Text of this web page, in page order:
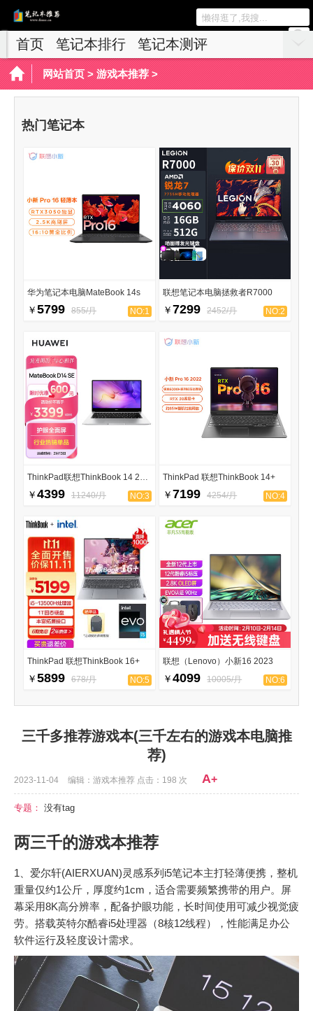
首页 笔记本排行
笔记本测评
游戏本推荐
网站首页> 游戏本推荐>
热门笔记本
华为笔记本电脑MateBook 14s
￥5799 855/月 NO:1
联想笔记本电脑拯救者R7000
￥7299 2452/月 NO:2
￥4399 11240/月 NO:3
ThinkPad 联想ThinkBook 14+
￥7199 4254/月 NO:4
ThinkPad 联想ThinkBook 16+
￥5899 678/月 NO:5
联想（Lenovo）小新16 2023
￥4099 10005/月 NO:6
三千多推荐游戏本(三千左右的游戏本电脑推
荐)
2023-11-04 编辑：游戏本推荐 点击：198 次 A+
专题： 没有tag
两三千的游戏本推荐
1、爱尔轩(AIERXUAN)灵感系列i5笔记本主打轻薄便携，整机
重量仅约1公斤，厚度约1cm，适合需要频繁携带的用户。屏
幕采用8K高分辨率，配备护眼功能，长时间使用可减少视觉疲
劳。搭载英特尔酷睿i5处理器（8核12线程），性能满足办公
软件运行及轻度设计需求。